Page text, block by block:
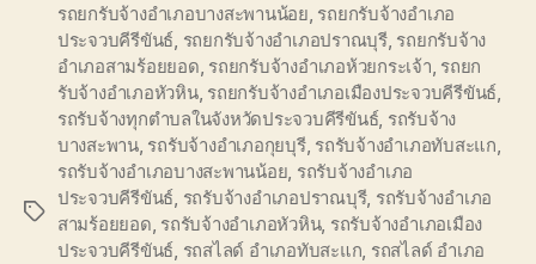
Tags
รถยกรับจ้างอำเภอบางสะพานน้อย รถยกรับจ้างอำเภอ
ประจวบคีรีขันธ์ รถยกรับจ้างอำเภอปราณบุรี, รถยกรับจ้าง
อำเภอสามร้อยยอด รถยกรับจ้างอำเภอห้วยกระเจ้า รถยก
รับจ้างอำเภอหัวหิน, รถยกรับจ้างอำเภอเมืองประจวบคีรีขันธ์
รถรับจ้างทุกตำบลในจังหวัดประจวบคีรีขันธ์, รถรับจ้าง
บางสะพาน, รถรับจ้างอำเภอกุยบุรี, รถรับจ้างอำเภอทับสะแก
รถรับจ้างอำเภอบางสะพานน้อย รถรับจ้างอำเภอ
ประจวบคีรีขันธ์ รถรับจ้างอำเภอปราณบุรี, รถรับจ้างอำเภอ
สามร้อยยอด รถรับจ้างอำเภอหัวหิน, รถรับจ้างอำเภอเมือง
ประจวบคีรีขันธ์ รถสไลด์ อำเภอทับสะแก รถสไลด์ อำเภอ